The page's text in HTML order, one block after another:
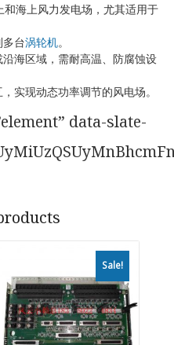
海上风力发电场，尤其适用于
台涡轮机。
海区域，需耐高温、防腐蚀设
实现动态功率调节的风电场。
data-slate-
Sale!